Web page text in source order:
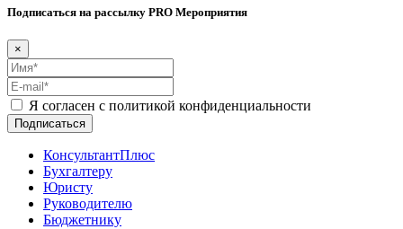
Подписаться на рассылку PRO Мероприятия
×
Я согласен с политикой конфиденциальности
КонсультантПлюс
Бухгалтеру
Юристу
Руководителю
Бюджетнику